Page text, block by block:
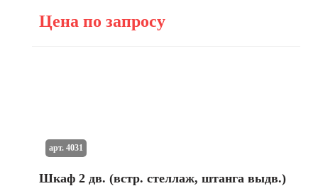
Цена по запросу
Шкаф 2 дв. (встр. стеллаж, штанга выдв.)
арт. 4031